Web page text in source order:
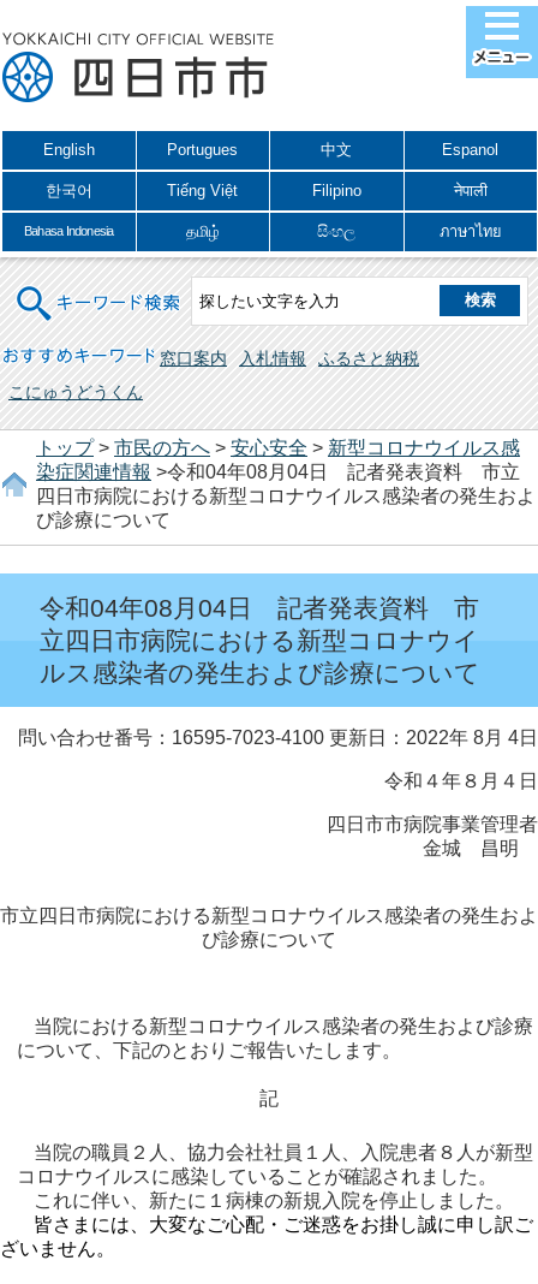
English Portugues 中文 Espanol
한국어 Tiếng Việt Filipino नेपाली
Bahasa Indonesia தமிழ் සිංහල ภาษาไทย
キーワード検索
おすすめキーワード 窓口案内 入札情報
ふるさと納税
こにゅうどうくん
トップ> 市民の方へ > 安心安全 > 新型コロナウイルス感
染症関連情報 >令和04年08月04日 記者発表資料 市立
四日市病院における新型コロナウイルス感染者の発生およ
び診療について
令和04年08月04日 記者発表資料 市
立四日市病院における新型コロナウイ
ルス感染者の発生および診療について
問い合わせ番号：16595-7023-4100 更新日：2022年 8月 4日
令和４年８月４日
四日市市病院事業管理者
金城 昌明
市立四日市病院における新型コロナウイルス感染者の発生およ
び診療について
当院における新型コロナウイルス感染者の発生および診療
について、下記のとおりご報告いたします。
記
当院の職員２人、協力会社社員１人、入院患者８人が新型
コロナウイルスに感染していることが確認されました。
これに伴い、新たに１病棟の新規入院を停止しました。
皆さまには、大変なご心配・ご迷惑をお掛し誠に申し訳ご
ざいません。